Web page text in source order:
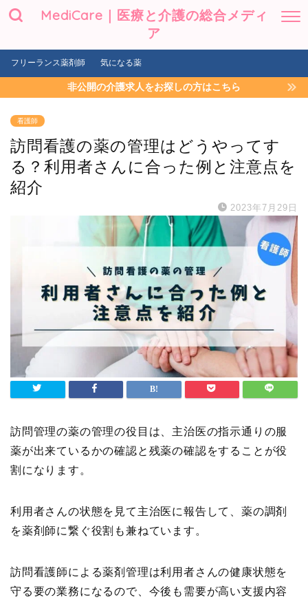
MediCare｜医療と介護の総合メディ
ア
フリーランス薬剤師 気になる薬
非公開の介護求人をお探しの方はこちら
看護師
訪問看護の薬の管理はどうやってす
る？利用者さんに合った例と注意点を
紹介
2023年7月29日
訪問管理の薬の管理の役目は、主治医の指示通りの服
薬が出来ているかの確認と残薬の確認をすることが役
割になります。
利用者さんの状態を見て主治医に報告して、薬の調剤
を薬剤師に繋ぐ役割も兼ねています。
訪問看護師による薬剤管理は利用者さんの健康状態を
守る要の業務になるので、今後も需要が高い支援内容